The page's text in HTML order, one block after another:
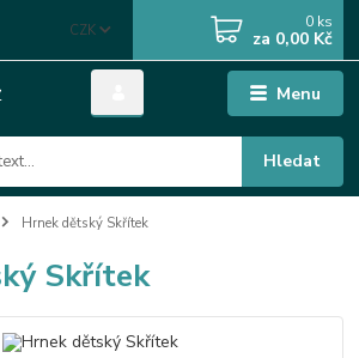
Menu
CZK
Hledat
0 ks
za 0,00 Kč
Hrnek dětský Skřítek
Skřítek